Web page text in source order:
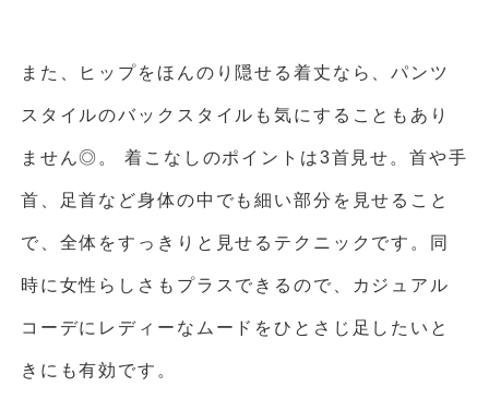
また、ヒップをほんのり隠せる着丈なら、パンツ
スタイルのバックスタイルも気にすることもあり
ません◎。 着こなしのポイントは3首見せ。首や手
首、足首など身体の中でも細い部分を見せること
で、全体をすっきりと見せるテクニックです。同
時に女性らしさもプラスできるので、カジュアル
コーデにレディーなムードをひとさじ足したいと
きにも有効です。